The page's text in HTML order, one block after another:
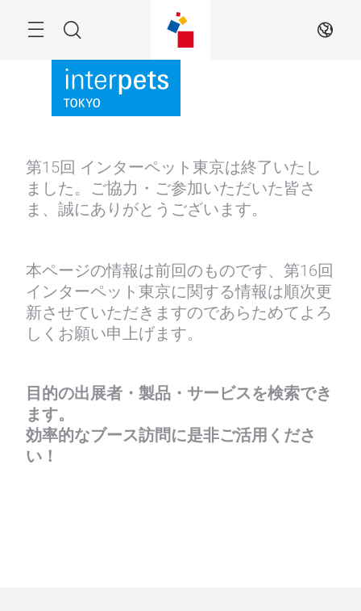
Search JA
第15回 インターペット東京は終了いたし
ました。ご協力・ご参加いただいた皆さ
ま、誠にありがとうございます。
本ページの情報は前回のものです、第16回
インターペット東京に関する情報は順次更
新させていただきますのであらためてよろ
しくお願い申上げます。
目的の出展者・製品・サービスを検索でき
ます。
効率的なブース訪問に是非ご活用くださ
い！